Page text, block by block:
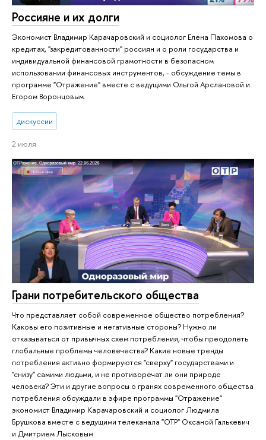
Россияне и их долги
Экономист Владимир Карачаровский и социолог Елена Пахомова о
кредитах, "закредитованности" россиян и о роли государства и
индивидуальной финансовой грамотности в безопасном
использовании финансовых инструментов, - обсуждение темы в
программе "Отражение" вместе с ведущими Ольгой Арслановой и
Егором Воронцовым.
дискуссии
2 июля
Грани потребительского общества
Что представляет собой современное общество потребления?
Каковы его позитивные и негативные стороны? Нужно ли
отказываться от привычных схем потребления, чтобы преодолеть
глобальные проблемы человечества? Какие новые тренды
потребления активно формируются "сверху" государствами и
"снизу" самими людьми, и не противоречат ли они природе
человека? Эти и другие вопросы о гранях современного общества
потребления обсуждали в эфире программы "Отражение"
экономист Владимир Карачаровский и социолог Людмила
Брушкова вместе с ведущими телеканала "ОТР" Оксаной Галькевич
и Дмитрием Лысковым.